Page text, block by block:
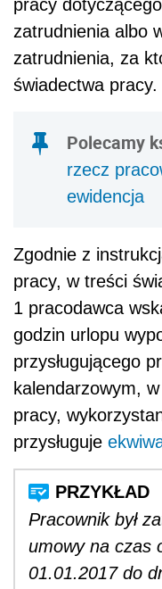
pracy
zatrudnienia albo
zatrudnienia, za
świadectwa pracy.
Polecamy
rzecz
ewidencja
Zgodnie z
pracy, w treści
1 pracodawca
godzin urlopu
przysługującego
kalendarzowym,
pracy,
przysługuje
Pracownik był
umowy na czas
01.01.2017 do